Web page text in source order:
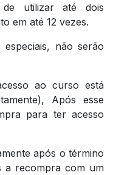
de utilizar até dois
em até 12 vezes.
não serão
ao curso está
Após esse
para ter acesso
após o término
a recompra com um